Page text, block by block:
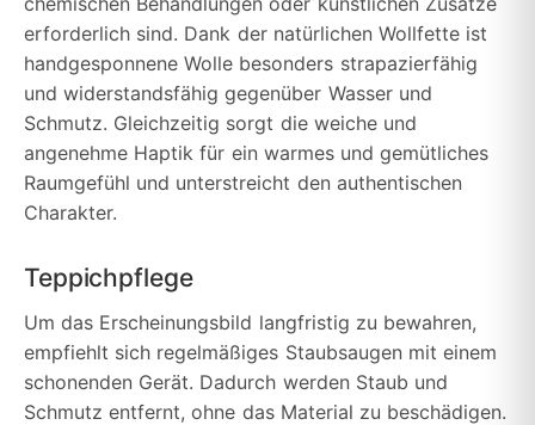
erforderlich sind. Dank der natürlichen Wollfette ist
handgesponnene Wolle besonders strapazierfähig
und widerstandsfähig gegenüber Wasser und
Schmutz. Gleichzeitig sorgt die weiche und
angenehme Haptik für ein warmes und gemütliches
Raumgefühl und unterstreicht den authentischen
Charakter.
Teppichpflege
Um das Erscheinungsbild langfristig zu bewahren,
empfiehlt sich regelmäßiges Staubsaugen mit einem
schonenden Gerät. Dadurch werden Staub und
Schmutz entfernt, ohne das Material zu beschädigen.